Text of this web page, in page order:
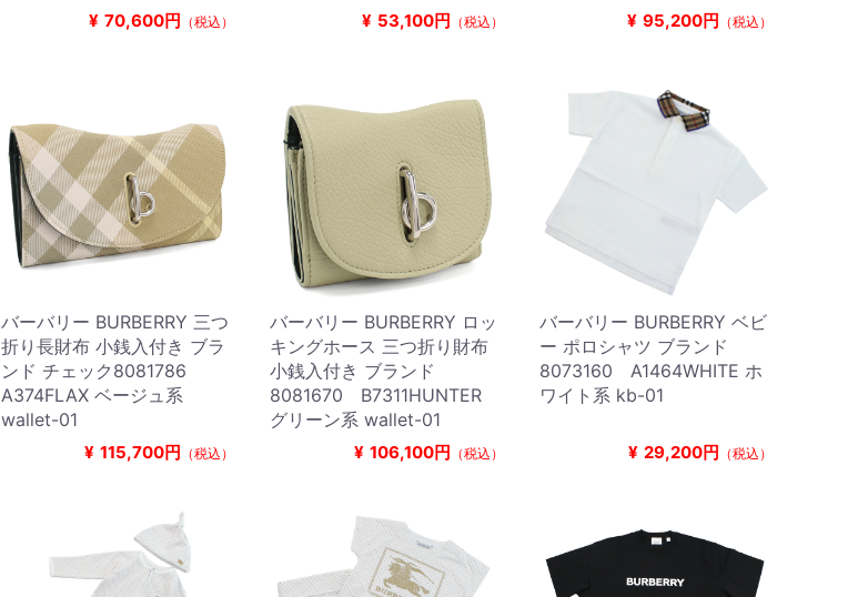
¥ 70,600円 （税込） ¥ 53,100円 （税込） ¥ 95,200円 （税込）
バーバリー BURBERRY 三つ
折り長財布 小銭入付き ブラ
ンド チェック8081786
A374FLAX ベージュ系
wallet-01
¥ 115,700円 （税込）
バーバリー BURBERRY ロッ
キングホース 三つ折り財布
小銭入付き ブランド
8081670 B7311HUNTER
グリーン系 wallet-01
¥ 106,100円 （税込）
バーバリー BURBERRY ベビ
ー ポロシャツ ブランド
8073160 A1464WHITE ホ
ワイト系 kb-01
¥ 29,200円 （税込）